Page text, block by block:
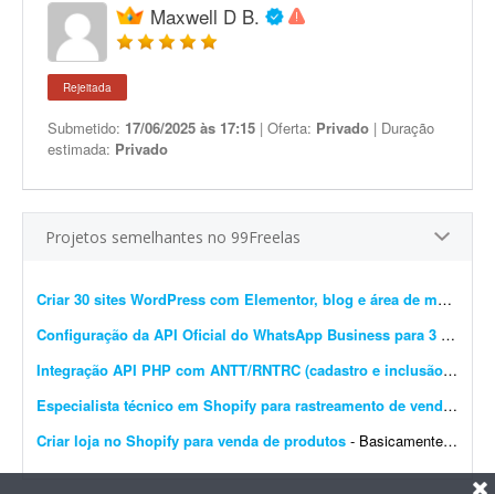
Maxwell D B.
Rejeitada
Submetido: 17/06/2025 às 17:15 | Oferta: Privado | Duração
estimada: Privado
Projetos semelhantes no 99Freelas
Criar 30 sites WordPress com Elementor, blog e área de membros
Configuração da API Oficial do WhatsApp Business para 3 instâncias
Integração API PHP com ANTT/RNTRC (cadastro e inclusão)
-
Especialista técnico em Shopify para rastreamento de vendas e Meta Pixel
Criar loja no Shopify para venda de produtos - Basicamente, quero que o site seja construído do zero e configurado no Shopify para venda de produtos. O carrinho de compras deve ter upsell. O produto deve ser configurado com variantes: a...